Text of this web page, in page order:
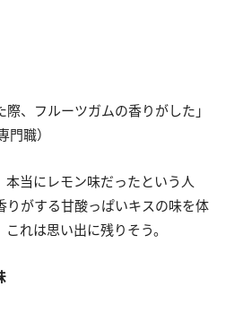
、フルーツガムの香りがした」
門職）
本当にレモン味だったという人
がする甘酸っぱいキスの味を体
れは思い出に残りそう。